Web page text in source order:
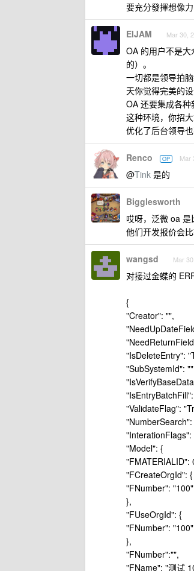
要充分發揮想像
EIJAM Mar 30,
OA 的用户不是
的）。
一切都是领导拍
天你觉得完美的
OA 还要集成各种
这种环境，你招
优化了后台领导
Renco OP Mar
@Tink 是的
Bigglesworth
哎呀，泛微 oa
他们开发报价会比
wangsd Mar
对接过金蝶的
{
"Creator": "",
"IsDeleteEntry":
"SubSystemId":
"ValidateFlag":
"InterationFlags":
"Model": {
"FMATERIALID":
"FCreateOrgId": {
"FNumber": "100"
},
"FUseOrgId": {
"FNumber": "100"
},
"FNumber":"",
"FName": "测试